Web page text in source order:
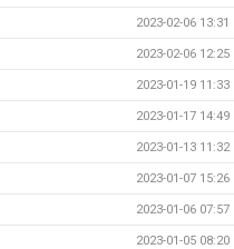
2023-02-06 13:31
2023-02-06 12:25
2023-01-19 11:33
2023-01-17 14:49
2023-01-13 11:32
2023-01-07 15:26
2023-01-06 07:57
2023-01-05 08:20